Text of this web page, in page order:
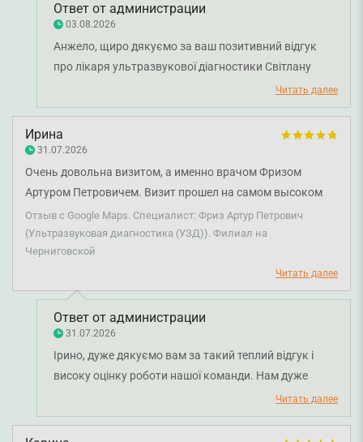
Ответ от администрации
03.08.2026
Анжело, щиро дякуємо за ваш позитивний відгук
про лікаря ультразвукової діагностики Світлану
Читать далее
Ирина
31.07.2026
Очень довольна визитом, а именно врачом Фризом
Артуром Петровичем. Визит прошел на самом высоком
уровне. Всё очень понравилось. Также очень довольна
администратором Валентиной, ее отношением к пациенту,
эмпатией и бережным отношением!
Отзыв с Google Maps. Специалист: Фриз Артур Петрович
(Ультразвуковая диагностика (УЗД)). Филиал на
Черниговской
Читать далее
Ответ от администрации
31.07.2026
Ірино, дуже дякуємо вам за такий теплий відгук і
високу оцінку роботи нашої команди. Нам дуже
приємно, що візит до лікаря ультразвукової
діагностики Артура Фріза залишив у вас лише
позитивні враження, а консультація пройшла на
Читать далее